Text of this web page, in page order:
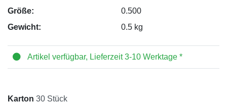
Größe:
0.500
Gewicht:
0.5 kg
Artikel verfügbar, Lieferzeit 3-10 Werktage *
Karton 30 Stück